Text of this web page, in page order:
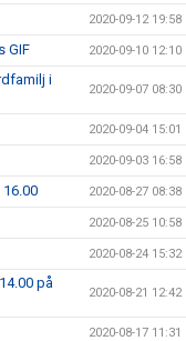
2020-09-12 19:58
GIF 2020-09-10 12:10
i
2020-09-07 08:30
2020-09-04 15:01
2020-09-03 16:58
2020-08-27 08:38
2020-08-25 10:58
2020-08-24 15:32
på
2020-08-21 12:42
2020-08-17 11:31